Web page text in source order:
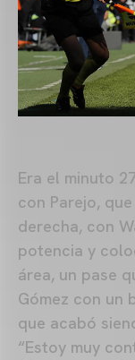
Era el minuto
con Parejo,
derecha, con
potencia y
área, un pase
Gómez con un
que acabó
“Estoy muy